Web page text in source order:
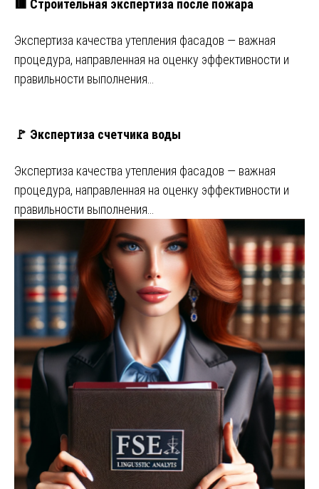
🟥 Строительная экспертиза после пожара
Экспертиза качества утепления фасадов — важная
процедура, направленная на оценку эффективности и
правильности выполнения…
🚩 Экспертиза счетчика воды
Экспертиза качества утепления фасадов — важная
процедура, направленная на оценку эффективности и
правильности выполнения…